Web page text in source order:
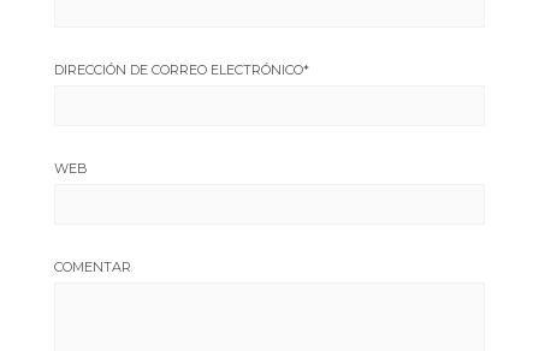
DIRECCIÓN DE CORREO ELECTRÓNICO*
WEB
COMENTAR